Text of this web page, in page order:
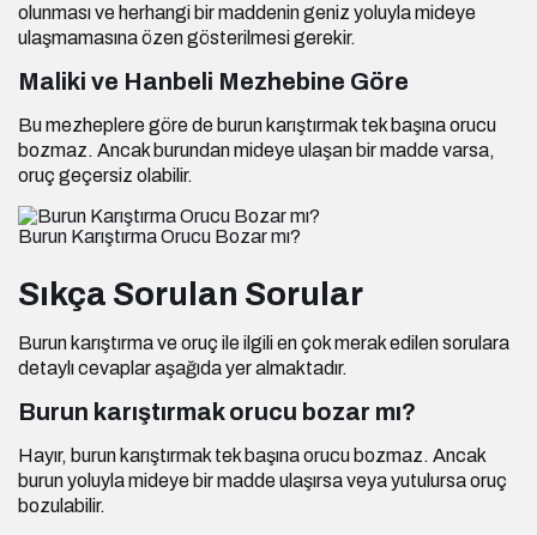
olunması ve herhangi bir maddenin geniz yoluyla mideye
ulaşmamasına özen gösterilmesi gerekir.
Maliki ve Hanbeli Mezhebine Göre
Bu mezheplere göre de burun karıştırmak tek başına orucu
bozmaz. Ancak burundan mideye ulaşan bir madde varsa,
oruç geçersiz olabilir.
Burun Karıştırma Orucu Bozar mı?
Sıkça Sorulan Sorular
Burun karıştırma ve oruç ile ilgili en çok merak edilen sorulara
detaylı cevaplar aşağıda yer almaktadır.
Burun karıştırmak orucu bozar mı?
Hayır, burun karıştırmak tek başına orucu bozmaz. Ancak
burun yoluyla mideye bir madde ulaşırsa veya yutulursa oruç
bozulabilir.